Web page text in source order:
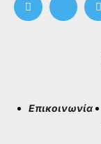
Επικοινωνία